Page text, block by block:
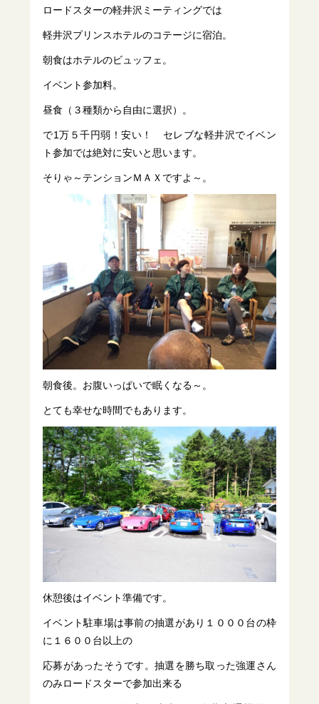
ロードスターの軽井沢ミーティングでは
軽井沢プリンスホテルのコテージに宿泊。
朝食はホテルのビュッフェ。
イベント参加料。
昼食（３種類から自由に選択）。
で1万５千円弱！安い！ セレブな軽井沢でイベン
ト参加では絶対に安いと思います。
そりゃ～テンションＭＡＸですよ～。
朝食後。お腹いっぱいで眠くなる～。
とても幸せな時間でもあります。
休憩後はイベント準備です。
イベント駐車場は事前の抽選があり１０００台の枠
に１６００台以上の
応募があったそうです。抽選を勝ち取った強運さん
のみロードスターで参加出来る